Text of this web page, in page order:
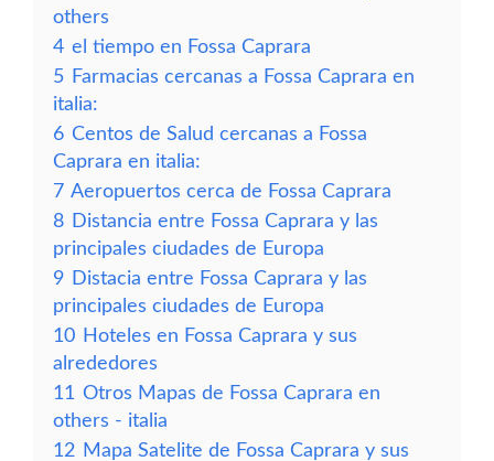
others
4 el tiempo en Fossa Caprara
5 Farmacias cercanas a Fossa Caprara en
italia:
6 Centos de Salud cercanas a Fossa
Caprara en italia:
7 Aeropuertos cerca de Fossa Caprara
8 Distancia entre Fossa Caprara y las
principales ciudades de Europa
9 Distacia entre Fossa Caprara y las
principales ciudades de Europa
10 Hoteles en Fossa Caprara y sus
alrededores
11 Otros Mapas de Fossa Caprara en
others - italia
12 Mapa Satelite de Fossa Caprara y sus